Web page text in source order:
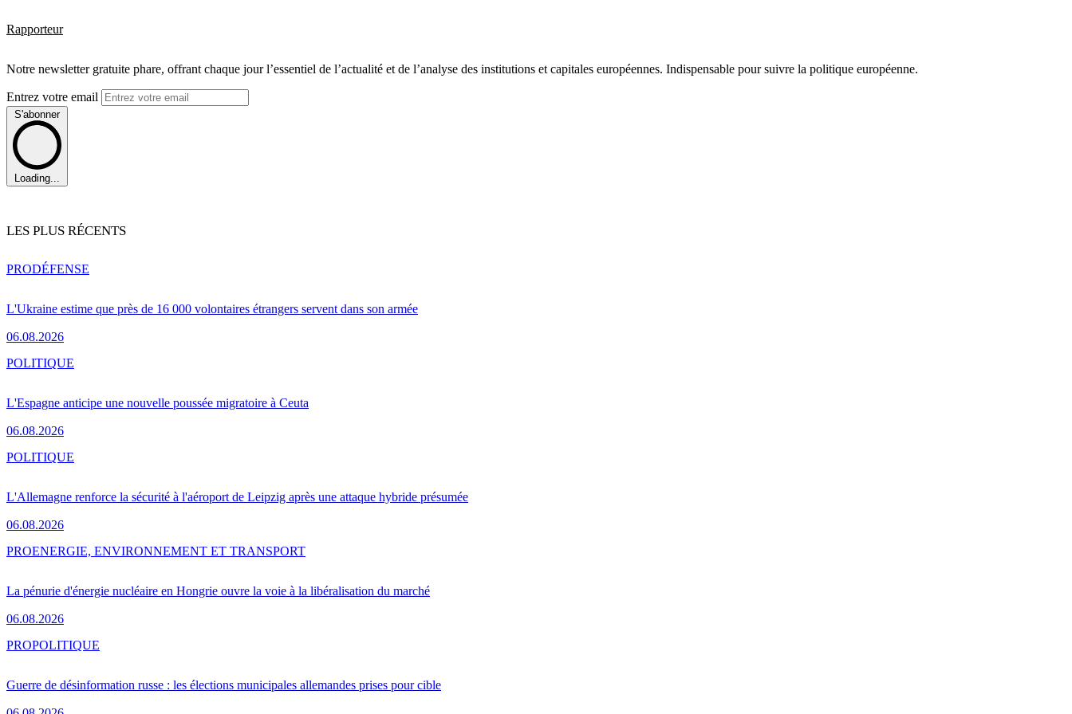
Rapporteur
Notre newsletter gratuite phare, offrant chaque jour l’essentiel de l’actualité et de l’analyse des institutions et capitales européennes. Indispensable pour suivre la politique européenne.
Entrez votre email
S'abonner
Loading...
LES PLUS RÉCENTS
L'Ukraine estime que près de 16 000 volontaires étrangers servent dans son armée
06.08.2026
PRODÉFENSE
L'Espagne anticipe une nouvelle poussée migratoire à Ceuta
06.08.2026
POLITIQUE
L'Allemagne renforce la sécurité à l'aéroport de Leipzig après une attaque hybride présumée
06.08.2026
POLITIQUE
La pénurie d'énergie nucléaire en Hongrie ouvre la voie à la libéralisation du marché
06.08.2026
PROENERGIE, ENVIRONNEMENT ET TRANSPORT
Guerre de désinformation russe : les élections municipales allemandes prises pour cible
PROPOLITIQUE